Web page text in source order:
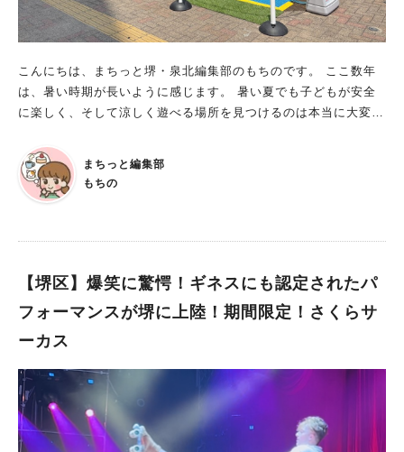
ミニ花火ショーは20時から約5分間の打ち上げ ※10時～17時は
通常営業。17時以降もそのまま園内に残ることが可能 夏のハー
催されます。 昼間の賑やかさとは一味違う、幻想的な夏の夜を
楽しめますよ。 会場では、昔懐かしい盆踊りやヨーヨー釣りが
楽しめ、美味しい香りが漂うキッチンカーの出店し、お祭りムー
華やかに彩るミニ花火ショー！ ハーベストの丘の夜空に打ち上
がるきらびやかな花火は、夏の思い出の1つになるでしょう。 癒
し効果高すぎ！カピバラスイカパーティー 期間：2025年7月21
に、好物でもあるスイカをプレゼントするのだそう！ 大好きな
て、見ているだけで優しい気持ちになるでしょう。 夏の風物詩
とも言えるスイカを楽しむカピバラちゃん、見に行ってみてはい
(土)～11日(月祝) ※時間未定 料金：観覧無料 ※雨天中止 ※降
雪時間は約30分間 真夏のハーベストの丘で、まさかの雪体験！
『降雪イベント』が開催予定です。 降ってくる雪や積もった雪
に触れる時間は、子どもから大人まで、誰もが大はしゃぎするで
こんにちは、まちっと堺・泉北編集部のもちのです。 ここ数年
は、暑い時期が長いように感じます。 暑い夏でも子どもが安全
に楽しく、そして涼しく遊べる場所を見つけるのは本当に大変で
「ショッピング前後に水遊びできるスポット」をご紹介します！
噴水ひろば が9月30日（火）まで開放中！ イオンモール堺北花
田に、暑い日に涼むのにピッタリな 噴水ひろば「パレット噴
日祝も毎日運用中 時間：11時～17時 場所：イオンモール堺北花
で休止する場合があります ■イベントの様子 場所は10番出入口
の外にある一角。こちらに、特設の噴水ひろば作られています。
くださいね。 「濡れた状態で館内に入らない」「熱中症対策を
する」「走るなどの危険行為はしない」といった注意事項を守っ
て楽しみましょう！ また、このパレット噴水、保護者の方のこ
ともしっかり考えられています。 噴水の横にはテントが設営さ
まちっと編集部
もちの
【堺区】爆笑に驚愕！ギネスにも認定されたパ
フォーマンスが堺に上陸！期間限定！さくらサ
ーカス